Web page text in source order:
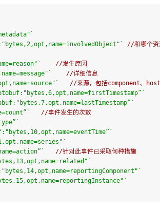
`
"bytes,2,opt,name=involvedObject" ` //和哪个
` //发生原因
` //详细信息
` //来源，包括component、host
"bytes,6,opt,name=firstTimestamp” `
bytes,7,opt,name=lastTimestamp” `
` //事件发生的次数
`
"bytes,10,opt,name=eventTime” `
,opt,name=series " `
` //针对此事件已采取何种措施
`
"bytes,14,opt,name=reportingComponent" `
`